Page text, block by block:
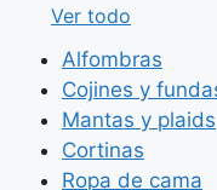
Ver todo
Alfombras
Cojines y
Mantas y plaids
Cortinas
Ropa de cama